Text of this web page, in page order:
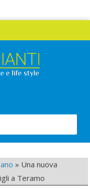
» Una nuova
a Teramo